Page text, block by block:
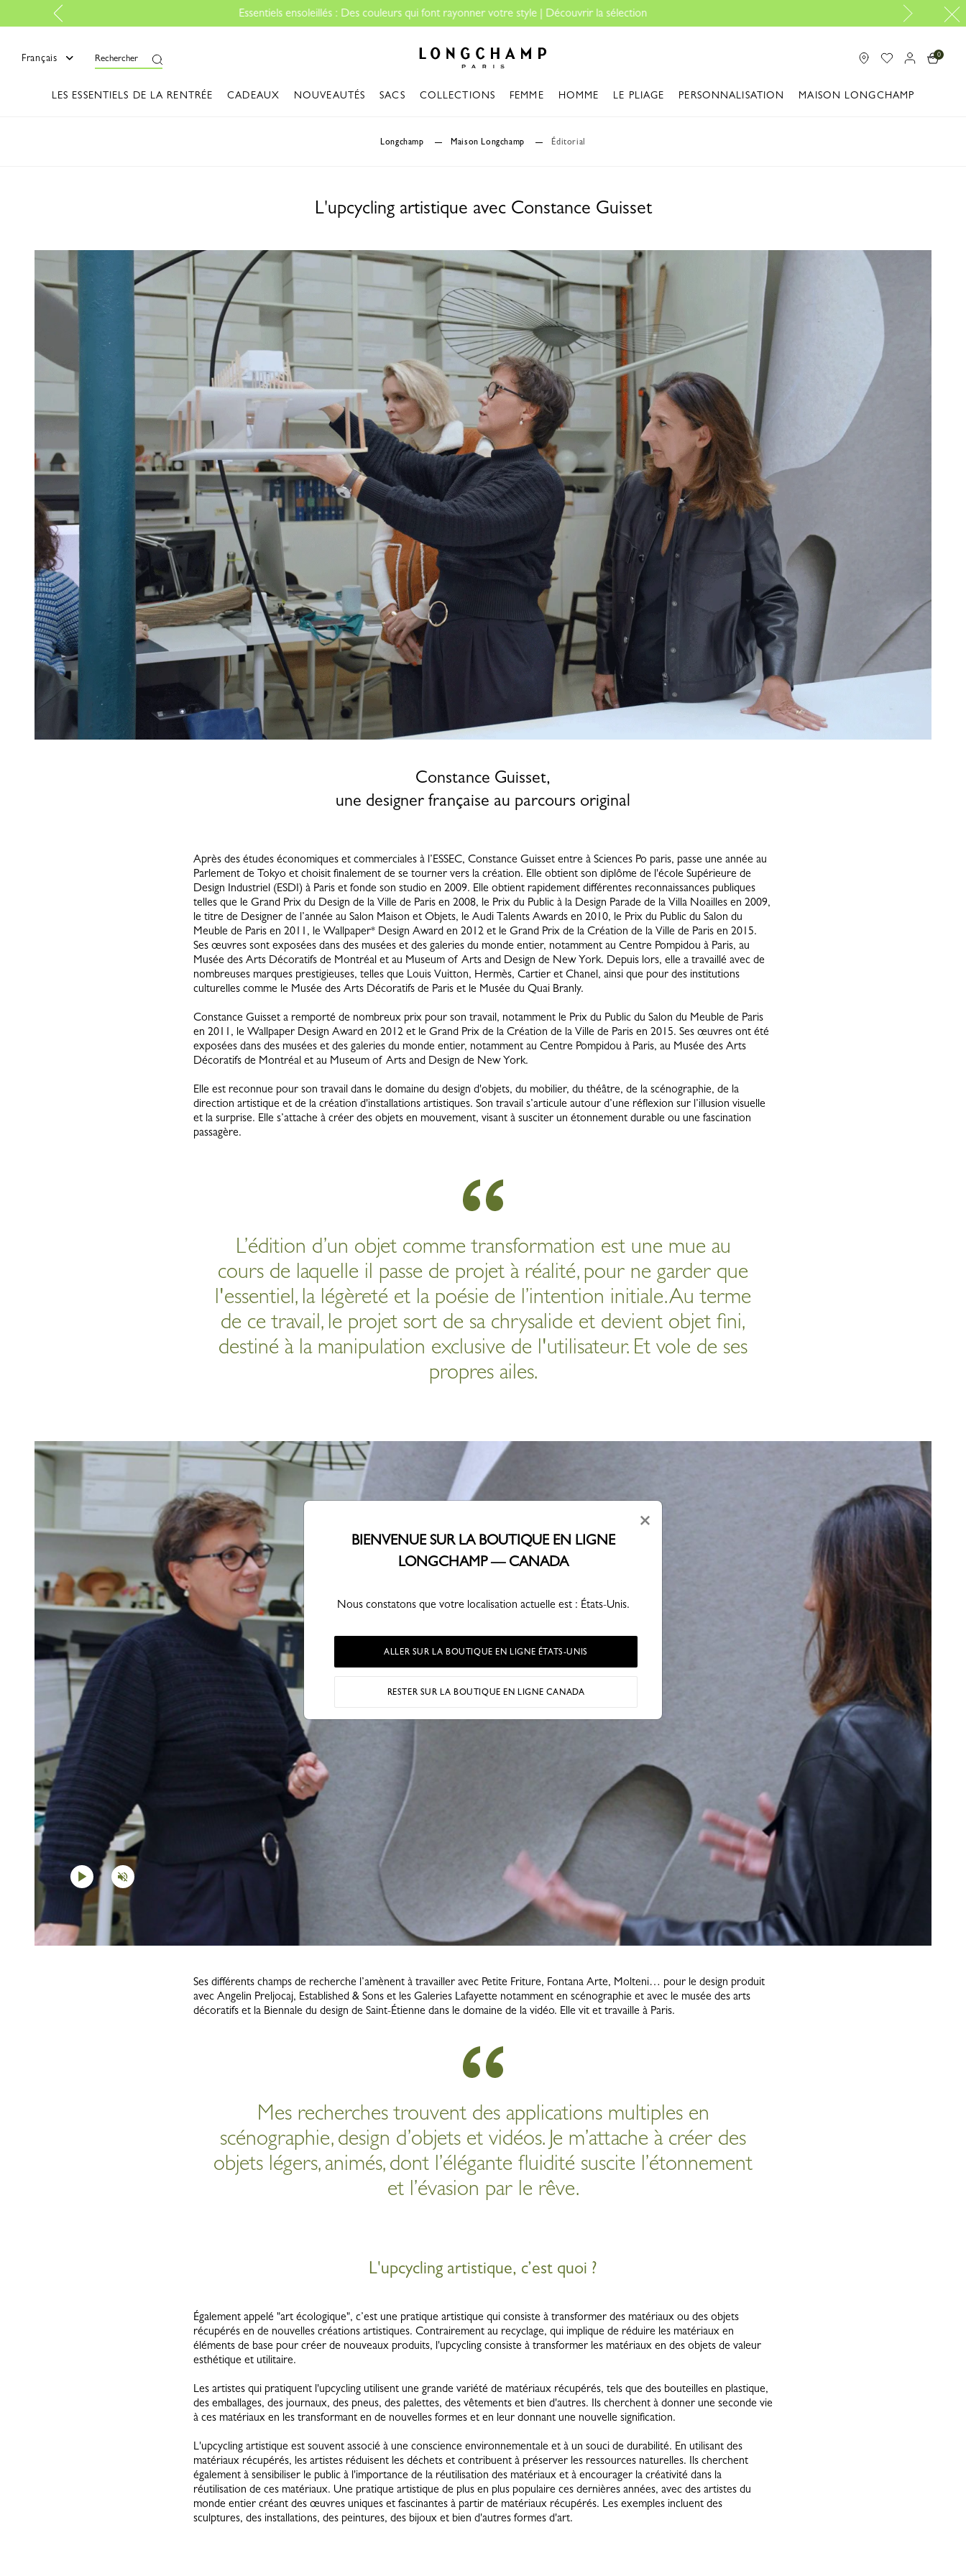
Essentiels de voyage : Prêt pour partir |
Français Rechercher 0
LES ESSENTIELS DE LA RENTRÉE CADEAUX NOUVEAUTÉS SACS COLLECTIONS FEMME HOMME LE PLIAGE PERSONNALISATION MAISON LONGCHAMP
Longchamp Maison Longchamp Éditorial
L'upcycling artistique avec Constance Guisset
Constance Guisset,
une designer française au parcours original
Après des études économiques et commerciales à l’ESSEC, Constance Guisset entre à Sciences Po paris, passe une année au
Parlement de Tokyo et choisit finalement de se tourner vers la création. Elle obtient son diplôme de l'école Supérieure de
Design Industriel (ESDI) à Paris et fonde son studio en 2009. Elle obtient rapidement différentes reconnaissances publiques
telles que le Grand Prix du Design de la Ville de Paris en 2008, le Prix du Public à la Design Parade de la Villa Noailles en 2009,
le titre de Designer de l’année au Salon Maison et Objets, le Audi Talents Awards en 2010, le Prix du Public du Salon du
Meuble de Paris en 2011, le Wallpaper* Design Award en 2012 et le Grand Prix de la Création de la Ville de Paris en 2015.
Ses œuvres sont exposées dans des musées et des galeries du monde entier, notamment au Centre Pompidou à Paris, au
Musée des Arts Décoratifs de Montréal et au Museum of Arts and Design de New York. Depuis lors, elle a travaillé avec de
nombreuses marques prestigieuses, telles que Louis Vuitton, Hermès, Cartier et Chanel, ainsi que pour des institutions
culturelles comme le Musée des Arts Décoratifs de Paris et le Musée du Quai Branly.
Constance Guisset a remporté de nombreux prix pour son travail, notamment le Prix du Public du Salon du Meuble de Paris
en 2011, le Wallpaper Design Award en 2012 et le Grand Prix de la Création de la Ville de Paris en 2015. Ses œuvres ont été
exposées dans des musées et des galeries du monde entier, notamment au Centre Pompidou à Paris, au Musée des Arts
Décoratifs de Montréal et au Museum of Arts and Design de New York.
Elle est reconnue pour son travail dans le domaine du design d'objets, du mobilier, du théâtre, de la scénographie, de la
direction artistique et de la création d'installations artistiques. Son travail s’articule autour d’une réflexion sur l’illusion visuelle
et la surprise. Elle s’attache à créer des objets en mouvement, visant à susciter un étonnement durable ou une fascination
passagère.
L’édition d’un objet comme transformation est une mue au
cours de laquelle il passe de projet à réalité, pour ne garder que
l'essentiel, la légèreté et la poésie de l’intention initiale. Au terme
de ce travail, le projet sort de sa chrysalide et devient objet fini,
destiné à la manipulation exclusive de l'utilisateur. Et vole de ses
propres ailes.
Ses différents champs de recherche l’amènent à travailler avec Petite Friture, Fontana Arte, Molteni… pour le design produit
avec Angelin Preljocaj, Established & Sons et les Galeries Lafayette notamment en scénographie et avec le musée des arts
décoratifs et la Biennale du design de Saint-Étienne dans le domaine de la vidéo. Elle vit et travaille à Paris.
Mes recherches trouvent des applications multiples en
scénographie, design d’objets et vidéos. Je m’attache à créer des
objets légers, animés, dont l’élégante fluidité suscite l’étonnement
et l’évasion par le rêve.
L'upcycling artistique, c’est quoi ?
Également appelé "art écologique", c’est une pratique artistique qui consiste à transformer des matériaux ou des objets
récupérés en de nouvelles créations artistiques. Contrairement au recyclage, qui implique de réduire les matériaux en
éléments de base pour créer de nouveaux produits, l'upcycling consiste à transformer les matériaux en des objets de valeur
esthétique et utilitaire.
Les artistes qui pratiquent l'upcycling utilisent une grande variété de matériaux récupérés, tels que des bouteilles en plastique,
des emballages, des journaux, des pneus, des palettes, des vêtements et bien d'autres. Ils cherchent à donner une seconde vie
à ces matériaux en les transformant en de nouvelles formes et en leur donnant une nouvelle signification.
L'upcycling artistique est souvent associé à une conscience environnementale et à un souci de durabilité. En utilisant des
matériaux récupérés, les artistes réduisent les déchets et contribuent à préserver les ressources naturelles. Ils cherchent
également à sensibiliser le public à l'importance de la réutilisation des matériaux et à encourager la créativité dans la
réutilisation de ces matériaux. Une pratique artistique de plus en plus populaire ces dernières années, avec des artistes du
monde entier créant des œuvres uniques et fascinantes à partir de matériaux récupérés. Les exemples incluent des
sculptures, des installations, des peintures, des bijoux et bien d'autres formes d'art.
×
BIENVENUE SUR LA BOUTIQUE EN LIGNE
LONGCHAMP — CANADA
Nous constatons que votre localisation actuelle est : États-Unis.
ALLER SUR LA BOUTIQUE EN LIGNE ÉTATS-UNIS
RESTER SUR LA BOUTIQUE EN LIGNE CANADA